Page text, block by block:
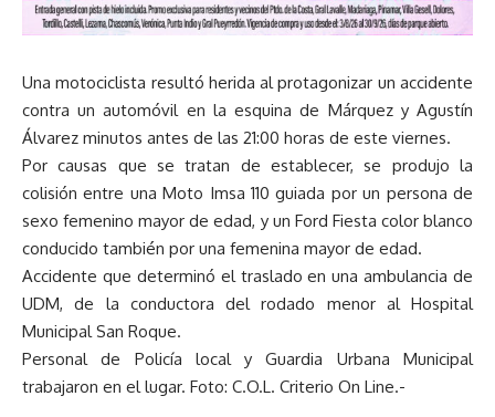
Una motociclista resultó herida al protagonizar un accidente
contra un automóvil en la esquina de Márquez y Agustín
Álvarez minutos antes de las 21:00 horas de este viernes.
Por causas que se tratan de establecer, se produjo la
colisión entre una Moto Imsa 110 guiada por un persona de
sexo femenino mayor de edad, y un Ford Fiesta color blanco
conducido también por una femenina mayor de edad.
Accidente que determinó el traslado en una ambulancia de
UDM, de la conductora del rodado menor al Hospital
Municipal San Roque.
Personal de Policía local y Guardia Urbana Municipal
trabajaron en el lugar. Foto: C.O.L. Criterio On Line.-